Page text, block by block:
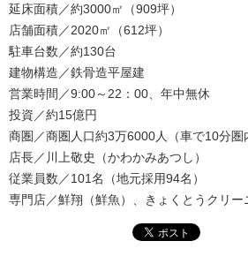
延床面積／約3000㎡（909坪）
店舗面積／2020㎡（612坪）
駐車台数／約130台
建物構造／鉄骨造平屋建
営業時間／9:00～22：00、年中無休
投資／約15億円
商圏／商圏人口約3万6000人（車で10分圏
店長／川上敬史（かわかみあつし）
従業員数／101名（地元採用94名）
専門店／鮮翔（鮮魚）、きょくとうクリー